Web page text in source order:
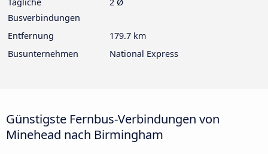
Busverbindungen
Entfernung
179.7 km
Busunternehmen
National Express
Günstigste Fernbus-Verbindungen von
Minehead nach Birmingham